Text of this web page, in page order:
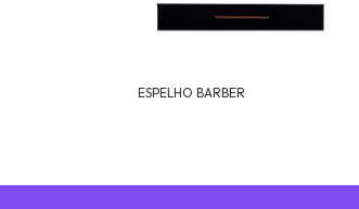
ESPELHO BARBER